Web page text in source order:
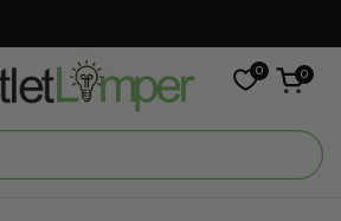
0 Åben vogn
0